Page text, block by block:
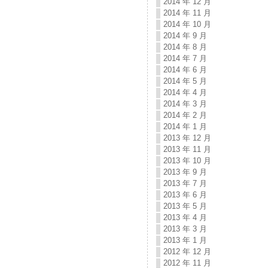
2014 年 11 月
2014 年 10 月
2014 年 9 月
2014 年 8 月
2014 年 7 月
2014 年 6 月
2014 年 5 月
2014 年 4 月
2014 年 3 月
2014 年 2 月
2014 年 1 月
2013 年 12 月
2013 年 11 月
2013 年 10 月
2013 年 9 月
2013 年 7 月
2013 年 6 月
2013 年 5 月
2013 年 4 月
2013 年 3 月
2013 年 1 月
2012 年 12 月
2012 年 11 月